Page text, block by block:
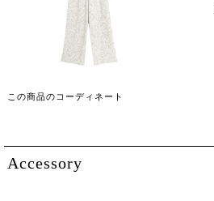
この商品のコーディネート
Accessory